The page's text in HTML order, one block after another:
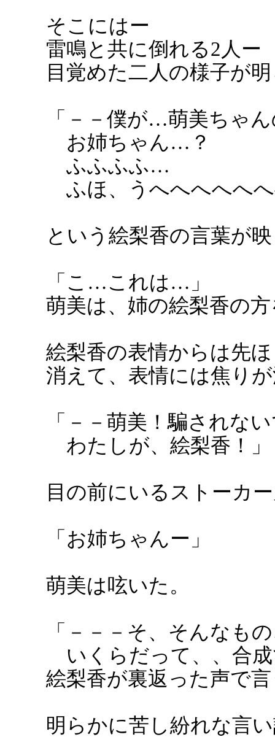
そこにはー
雷鳴と共に倒れる2人ー
目覚めた二人の様子が
「－－僕が…萌美ちゃ
お姉ちゃん…？
ふふふふ…
ふほ、うへへへへへ
という絵梨香の言葉が
「こ…これは…」
萌美は、姉の絵梨香の
絵梨香の表情からは先
消えて、表情には焦り
「－－萌美！騙されな
わたしが、絵梨香！」
目の前にいるストーカ
「お姉ちゃんー」
萌美は呟いた。
「－－－そ、そんなも
いくらだって、、合
絵梨香が裏返った声で
明らかに苦し紛れな言